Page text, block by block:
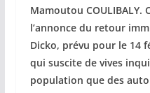
Mamoutou
l’annonce du retour
Dicko, prévu pour le 14
qui suscite de vives
population que des